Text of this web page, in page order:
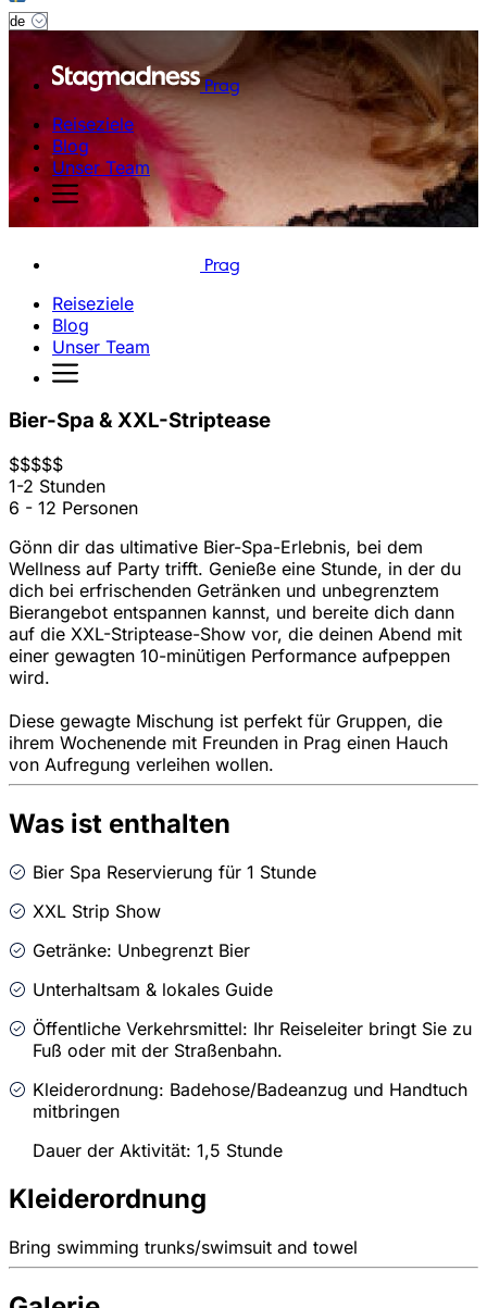
Prag
Reiseziele
Blog
Unser Team
Prag
Reiseziele
Blog
Unser Team
Bier-Spa & XXL-Striptease
$$$$$
1-2 Stunden
6 - 12 Personen
Gönn dir das ultimative Bier-Spa-Erlebnis, bei dem
Wellness auf Party trifft. Genieße eine Stunde, in der du
dich bei erfrischenden Getränken und unbegrenztem
Bierangebot entspannen kannst, und bereite dich dann
auf die XXL-Striptease-Show vor, die deinen Abend mit
einer gewagten 10-minütigen Performance aufpeppen
wird.
Diese gewagte Mischung ist perfekt für Gruppen, die
ihrem Wochenende mit Freunden in Prag einen Hauch
von Aufregung verleihen wollen.
Was ist enthalten
Bier Spa Reservierung für 1 Stunde
XXL Strip Show
Getränke: Unbegrenzt Bier
Unterhaltsam & lokales Guide
Öffentliche Verkehrsmittel: Ihr Reiseleiter bringt Sie zu
Fuß oder mit der Straßenbahn.
Kleiderordnung: Badehose/Badeanzug und Handtuch
mitbringen
Dauer der Aktivität: 1,5 Stunde
Kleiderordnung
Bring swimming trunks/swimsuit and towel